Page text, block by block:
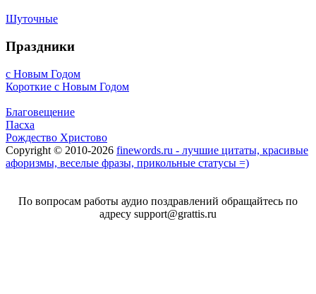
Шуточные
Праздники
с Новым Годом
Короткие с Новым Годом
Благовещение
Пасха
Рождество Христово
Copyright © 2010-2026 finewords.ru - лучшие цитаты, красивые
афоризмы, веселые фразы, прикольные статусы =)
По вопросам работы аудио поздравлений обращайтесь по
адресу support@grattis.ru